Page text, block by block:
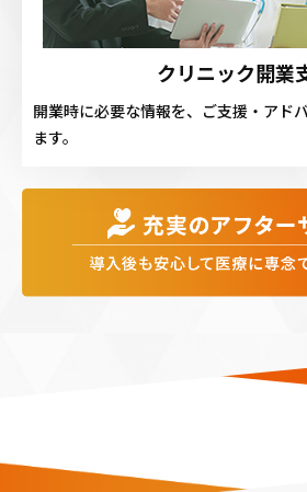
クリニック開業
開業時に必要な情報を、ご支援・アド
ます。